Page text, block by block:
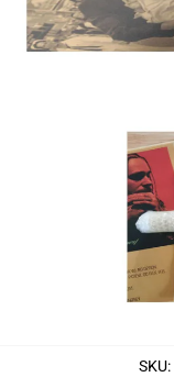
SKU: